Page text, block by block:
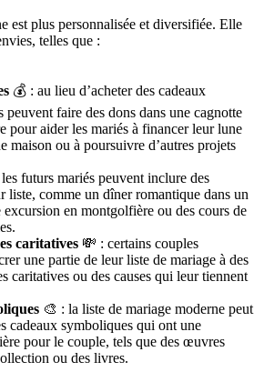
est plus personnalisée et diversifiée. Elle
telles que :
💰 : au lieu d’acheter des cadeaux
peuvent faire des dons dans une cagnotte
pour aider les mariés à financer leur lune
maison ou à poursuivre d’autres projets
les futurs mariés peuvent inclure des
liste, comme un dîner romantique dans un
excursion en montgolfière ou des cours de
caritatives 💸 : certains couples
une partie de leur liste de mariage à des
caritatives ou des causes qui leur tiennent
🎨 : la liste de mariage moderne peut
cadeaux symboliques qui ont une
pour le couple, tels que des œuvres
ou des livres.